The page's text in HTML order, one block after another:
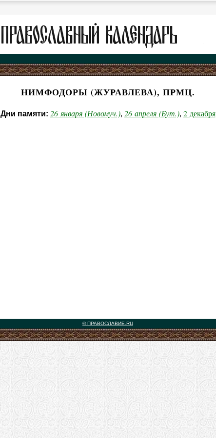
НИМФОДОРЫ (ЖУРАВЛЕВА), ПРМЦ.
Дни памяти: 26 января (Новомуч.), 26 апреля (Бут.), 2 декабря
© ПРАВОСЛАВИЕ.RU